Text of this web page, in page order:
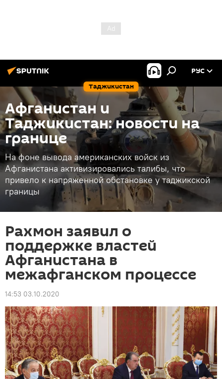
Таджикистан
РУС
Афганистан и
Таджикистан: новости на
границе
На фоне вывода американских войск из
Афганистана активизировались талибы, что
привело к напряженной обстановке у таджикской
границы
Рахмон заявил о
поддержке властей
Афганистана в
межафганском процессе
14:53 03.10.2020